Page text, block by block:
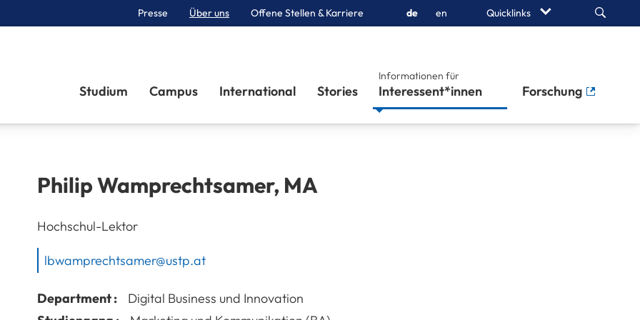
Presse Über uns Offene Stellen & Karriere de en Quicklinks Search
Studium Campus International Stories
Informationen für
Interessent*innen Forschung
PhilipWamprechtsamer, MA
Hochschul-Lektor
lbwamprechtsamer@ustp.at
Department :
Digital Business und Innovation